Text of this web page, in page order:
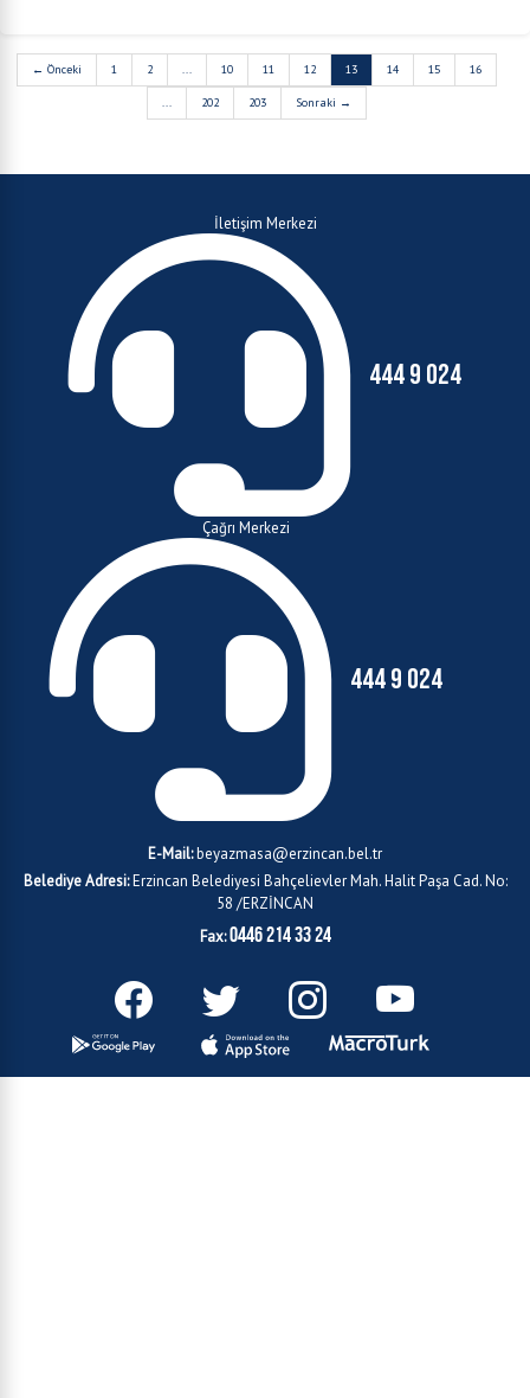
← Önceki 1 2 ... 10 11 12 13 14 15 16
... 202 203 Sonraki →
İletişim Merkezi
444 9 024
Çağrı Merkezi
444 9 024
E-Mail:beyazmasa@erzincan.bel.tr
Belediye Adresi:Erzincan Belediyesi Bahçelievler Mah. Halit Paşa Cad. No:
58 /ERZİNCAN
Fax:0446 214 33 24